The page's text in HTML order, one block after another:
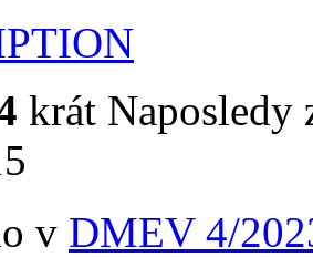
krát Naposledy
v DMEV 4/